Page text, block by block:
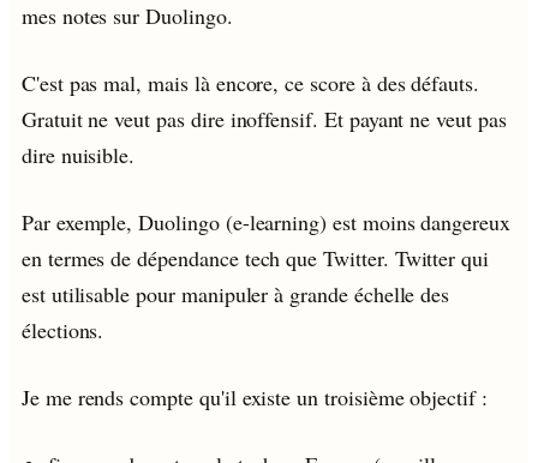
mes notes sur Duolingo.
C'est pas mal, mais là encore, ce score à des défauts.
Gratuit ne veut pas dire inoffensif. Et payant ne veut pas
dire nuisible.
Par exemple, Duolingo (e-learning) est moins dangereux
en termes de dépendance tech que Twitter. Twitter qui
est utilisable pour manipuler à grande échelle des
élections.
Je me rends compte qu'il existe un troisième objectif :